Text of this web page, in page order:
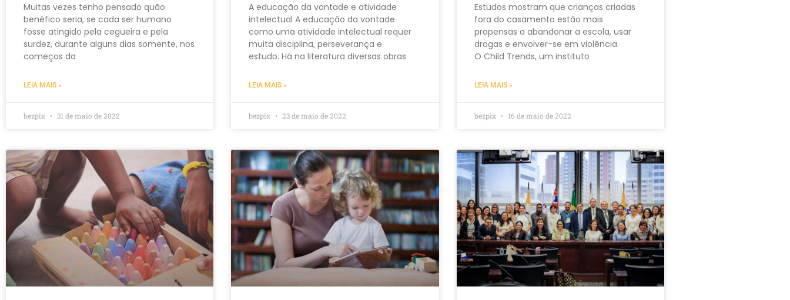
Muitas vezes tenho pensado quão
benéfico seria, se cada ser humano
fosse atingido pela cegueira e pela
surdez, durante alguns dias somente, nos
começos da
LEIA MAIS »
bezpix 31 de maio de 2022
A educação da vontade e atividade
intelectual A educação da vontade
como uma atividade intelectual requer
muita disciplina, perseverança e
estudo. Há na literatura diversas obras
LEIA MAIS »
bezpix 23 de maio de 2022
Estudos mostram que crianças criadas
fora do casamento estão mais
propensas a abandonar a escola, usar
drogas e envolver-se em violência.
O Child Trends, um instituto
LEIA MAIS »
bezpix 16 de maio de 2022